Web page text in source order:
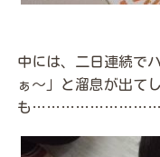
中には、二日連続で
ぁ～」と溜息が出て
も